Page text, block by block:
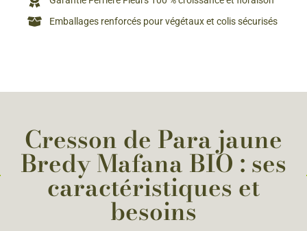
Emballages renforcés pour végétaux et colis sécurisés
Cresson de Para jaune
Bredy Mafana BIO : ses
caractéristiques et
besoins